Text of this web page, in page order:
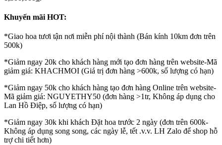
Khuyến mãi HOT:
*Giao hoa tươi tận nơi miễn phí nội thành (Bán kính 10km đơn trên
500k)
*Giảm ngay 20k cho khách hàng mới tạo đơn hàng trên website-Mã
giảm giá: KHACHMOI (Giá trị đơn hàng >600k, số lượng có hạn)
*Giảm ngay 50k cho khách hàng tạo đơn hàng Online trên website-
Mã giảm giá: NGUYETHY50 (đơn hàng >1tr, Không áp dụng cho
Lan Hồ Điệp, số lượng có hạn)
*Giảm ngay 30k khi khách Đặt hoa trước 2 ngày (đơn trên 600k-
Không áp dụng song song, các ngày lễ, tết .v.v. LH Zalo để shop hỗ
trợ chi tiết hơn)